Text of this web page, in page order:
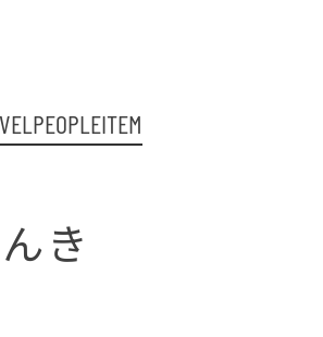
PEOPLEITEM
き